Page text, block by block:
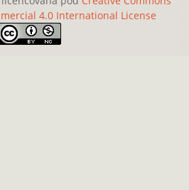
4.0 International License